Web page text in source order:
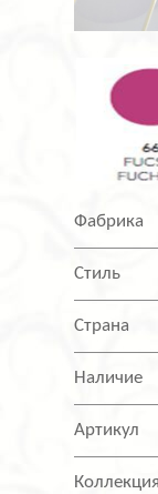
Фабрика
Стиль
Страна
Наличие
Артикул
Коллекция